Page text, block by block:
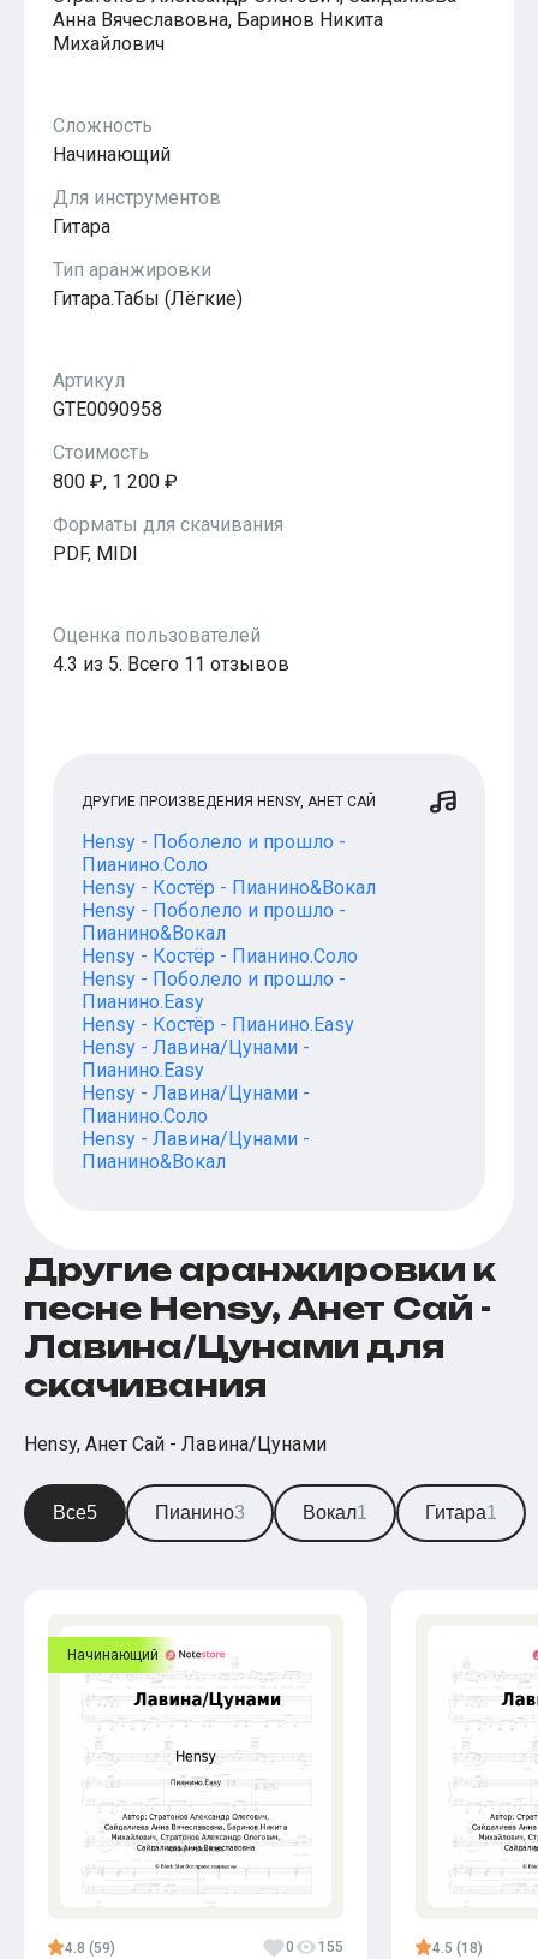
Популярное
Бесплатные
Анна Вячеславовна, Баринов Никита
Михайлович
Сложность
Начинающий
Для инструментов
Гитара
Тип аранжировки
Гитара.Табы (Лёгкие)
Артикул
GTE0090958
Стоимость
800 ₽, 1 200 ₽
Форматы для скачивания
PDF, MIDI
Оценка пользователей
4.3 из 5. Всего 11 отзывов
ДРУГИЕ ПРОИЗВЕДЕНИЯ HENSY, АНЕТ САЙ
Hensy - Поболело и прошло -
Пианино.Соло
Hensy - Костёр - Пианино&Вокал
Hensy - Поболело и прошло -
Пианино&Вокал
Hensy - Костёр - Пианино.Соло
Hensy - Поболело и прошло -
Пианино.Easy
Hensy - Костёр - Пианино.Easy
Hensy - Лавина/Цунами -
Пианино.Easy
Hensy - Лавина/Цунами -
Пианино.Соло
Hensy - Лавина/Цунами -
Пианино&Вокал
Другие аранжировки к
песне Hensy, Анет Сай -
Лавина/Цунами для
скачивания
Hensy, Анет Сай - Лавина/Цунами
Все5 Пианино3 Вокал1 Гитара1
Начинающий
4.8 (59) 0 155 4.5 (18)